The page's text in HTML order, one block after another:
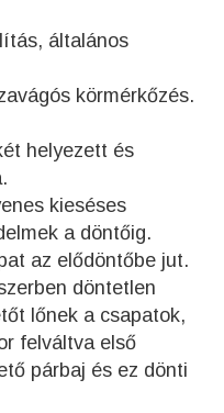
általános
körmérkőzés.
helyezett és
kieséses
a döntőig.
az elődöntőbe jut.
döntetlen
lőnek a csapatok,
felváltva első
párbaj és ez dönti